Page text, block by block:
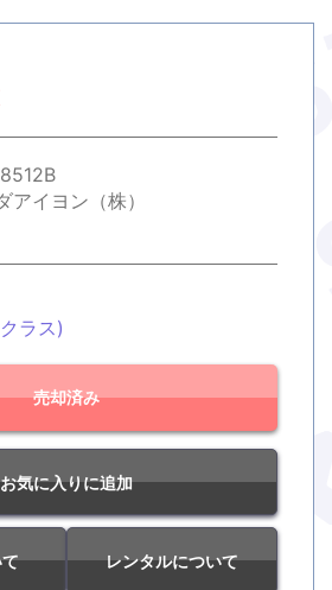
アイヨン（株）
ラス)
売却済み
お気に入りに追加
レンタルについて